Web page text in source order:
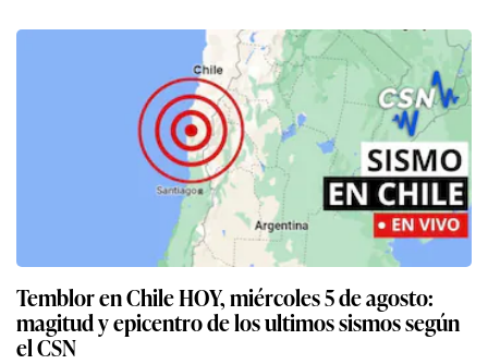
Temblor en Chile HOY, miércoles 5 de agosto:
magitud y epicentro de los ultimos sismos según
el CSN